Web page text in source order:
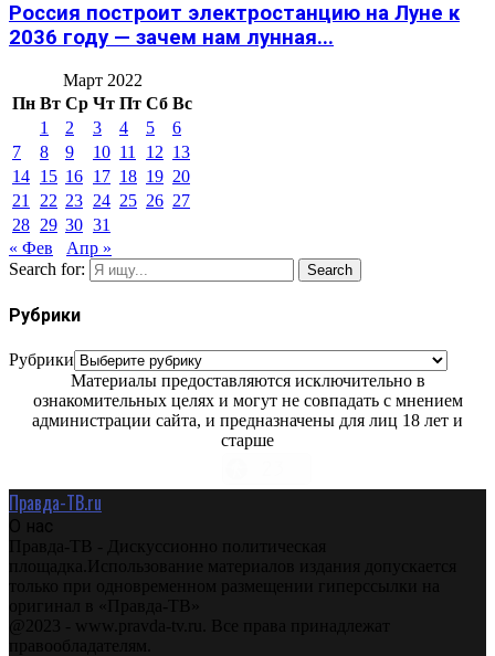
Россия построит электростанцию на Луне к
2036 году — зачем нам лунная...
Март 2022
Пн Вт Ср Чт Пт Сб Вс
1
2 3 4 5
6
7
8 9 10 11 12 13
14 15 16 17 18 19 20
21
22 23 24 25 26 27
28 29 30 31
« Фев
Апр »
Search for:
Search
Рубрики
Рубрики
Материалы предоставляются исключительно в
ознакомительных целях и могут не совпадать с мнением
администрации сайта, и предназначены для лиц 18 лет и
старше
Правда-ТВ.ru
О нас
Правда-ТВ - Дискуссионно политическая
площадка.Использование материалов издания допускается
только при одновременном размещении гиперссылки на
оригинал в «Правда-ТВ»
@2023 - www.pravda-tv.ru. Все права принадлежат
правообладателям.